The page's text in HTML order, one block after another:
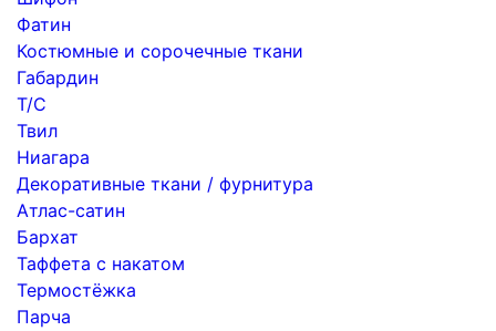
Фатин
Костюмные и сорочечные ткани
Габардин
Т/С
Твил
Ниагара
Декоративные ткани / фурнитура
Атлас-сатин
Бархат
Таффета с накатом
Термостёжка
Парча